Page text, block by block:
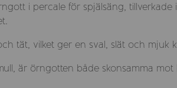
i percale för spjälsäng,
tät, vilket ger en sval, slät och mjuk
är örngotten både skonsamma